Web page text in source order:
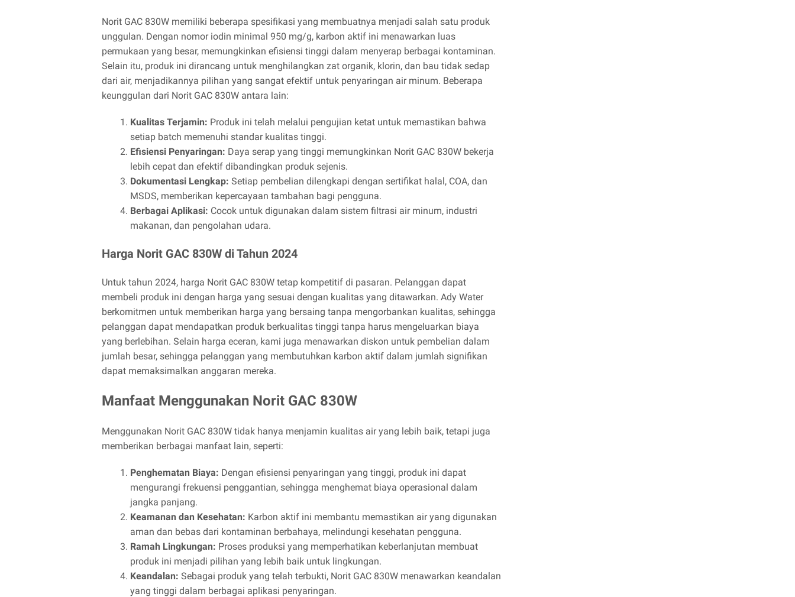
Norit GAC 830W memiliki beberapa spesifikasi yang membuatnya menjadi salah satu produk
unggulan. Dengan nomor iodin minimal 950 mg/g, karbon aktif ini menawarkan luas
permukaan yang besar, memungkinkan efisiensi tinggi dalam menyerap berbagai kontaminan.
Selain itu, produk ini dirancang untuk menghilangkan zat organik, klorin, dan bau tidak sedap
dari air, menjadikannya pilihan yang sangat efektif untuk penyaringan air minum. Beberapa
keunggulan dari Norit GAC 830W antara lain:
Kualitas Terjamin: Produk ini telah melalui pengujian ketat untuk memastikan bahwa
setiap batch memenuhi standar kualitas tinggi.
Efisiensi Penyaringan: Daya serap yang tinggi memungkinkan Norit GAC 830W bekerja
lebih cepat dan efektif dibandingkan produk sejenis.
Dokumentasi Lengkap: Setiap pembelian dilengkapi dengan sertifikat halal, COA, dan
MSDS, memberikan kepercayaan tambahan bagi pengguna.
Berbagai Aplikasi: Cocok untuk digunakan dalam sistem filtrasi air minum, industri
makanan, dan pengolahan udara.
Harga Norit GAC 830W di Tahun 2024
Untuk tahun 2024, harga Norit GAC 830W tetap kompetitif di pasaran. Pelanggan dapat
membeli produk ini dengan harga yang sesuai dengan kualitas yang ditawarkan. Ady Water
berkomitmen untuk memberikan harga yang bersaing tanpa mengorbankan kualitas, sehingga
pelanggan dapat mendapatkan produk berkualitas tinggi tanpa harus mengeluarkan biaya
yang berlebihan. Selain harga eceran, kami juga menawarkan diskon untuk pembelian dalam
jumlah besar, sehingga pelanggan yang membutuhkan karbon aktif dalam jumlah signifikan
dapat memaksimalkan anggaran mereka.
Manfaat Menggunakan Norit GAC 830W
Menggunakan Norit GAC 830W tidak hanya menjamin kualitas air yang lebih baik, tetapi juga
memberikan berbagai manfaat lain, seperti:
Penghematan Biaya: Dengan efisiensi penyaringan yang tinggi, produk ini dapat
mengurangi frekuensi penggantian, sehingga menghemat biaya operasional dalam
jangka panjang.
Keamanan dan Kesehatan: Karbon aktif ini membantu memastikan air yang digunakan
aman dan bebas dari kontaminan berbahaya, melindungi kesehatan pengguna.
Ramah Lingkungan: Proses produksi yang memperhatikan keberlanjutan membuat
produk ini menjadi pilihan yang lebih baik untuk lingkungan.
Keandalan: Sebagai produk yang telah terbukti, Norit GAC 830W menawarkan keandalan
yang tinggi dalam berbagai aplikasi penyaringan.